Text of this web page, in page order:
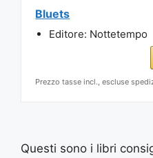
Bluets
Editore: Nottetempo
Prezzo tasse incl., escluse
Questi sono i libri